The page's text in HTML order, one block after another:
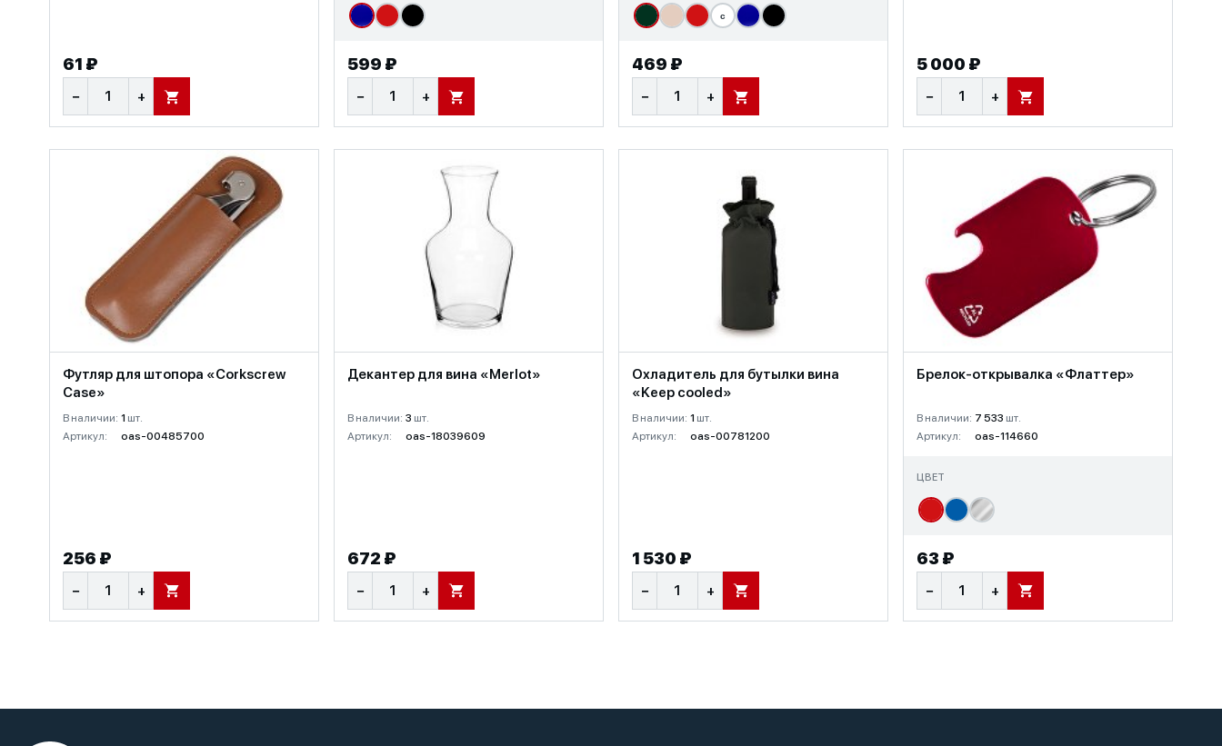
61 ₽
− + В КОРЗИНУ
599 ₽
− + В КОРЗИНУ
с
469 ₽
− + В КОРЗИНУ
5 000 ₽
− + В КОРЗИНУ
Футляр для штопора «Corkscrew
Case»
В наличии: 1 шт.
Артикул:
oas-00485700
256 ₽
− + В КОРЗИНУ
Декантер для вина «Merlot»
В наличии: 3 шт.
Артикул:
oas-18039609
672 ₽
− + В КОРЗИНУ
Охладитель для бутылки вина
«Keep cooled»
В наличии: 1 шт.
Артикул:
oas-00781200
1 530 ₽
− + В КОРЗИНУ
Брелок-открывалка «Флаттер»
В наличии: 7 533 шт.
Артикул:
oas-114660
ЦВЕТ
63 ₽
− + В КОРЗИНУ